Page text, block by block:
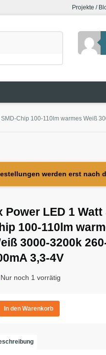
Projekte /
Chip 100-110lm warmes Weiß
werden erst nach
Power LED 1 Watt
100-110lm
3000-3200k
3,3-4V
Nur noch 1 vorrätig
In den Warenkorb